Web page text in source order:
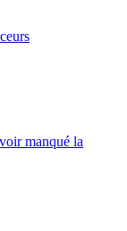
manqué la